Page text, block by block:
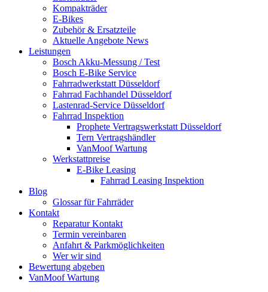
Kompakträder
E-Bikes
Zubehör & Ersatzteile
Aktuelle Angebote News
Leistungen
Bosch Akku-Messung / Test
Bosch E-Bike Service
Fahrradwerkstatt Düsseldorf
Fahrrad Fachhandel Düsseldorf
Lastenrad-Service Düsseldorf
Fahrrad Inspektion
Prophete Vertragswerkstatt Düsseldorf
Tern Vertragshändler
VanMoof Wartung
Werkstattpreise
E-Bike Leasing
Fahrrad Leasing Inspektion
Blog
Glossar für Fahrräder
Kontakt
Reparatur Kontakt
Termin vereinbaren
Anfahrt & Parkmöglichkeiten
Wer wir sind
Bewertung abgeben
VanMoof Wartung